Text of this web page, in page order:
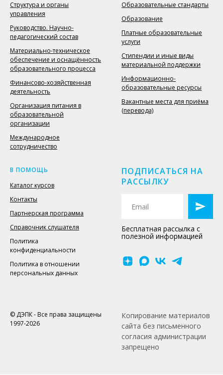
Структура и органы
управления
Руководство. Научно-
педагогический состав
Материально-техническое
обеспечение и оснащённость
образовательного процесса
Финансово-хозяйственная
деятельность
Организация питания в
образовательной
организации
Международное
сотрудничество
Образовательные стандарты
Образование
Платные образовательные
услуги
Стипендии и иные виды
материальной поддержки
Информационно-
образовательные ресурсы
Вакантные места для приёма
(перевода)
В ПОМОЩЬ
Каталог курсов
Контакты
Партнерская программа
Справочник слушателя
Политика
конфиденциальности
Политика в отношении
персональных данных
ПОДПИСАТЬСЯ НА
РАССЫЛКУ
Бесплатная рассылка с
полезной информацией
© ДЭПК - Все права защищены
1997-2026
Копирование материалов
сайта без письменного
согласия администрации
запрещено